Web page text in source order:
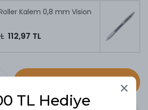
Kalem 0,8 mm Vision
112,97 TL
TL Hediye